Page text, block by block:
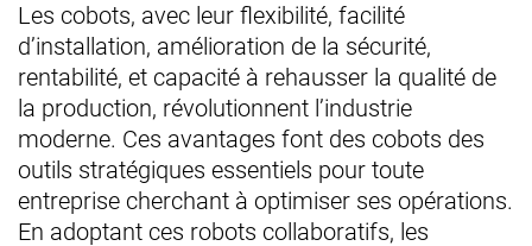
Les cobots, avec leur flexibilité, facilité
d’installation, amélioration de la sécurité,
rentabilité, et capacité à rehausser la qualité de
la production, révolutionnent l’industrie
moderne. Ces avantages font des cobots des
outils stratégiques essentiels pour toute
entreprise cherchant à optimiser ses opérations.
En adoptant ces robots collaboratifs, les